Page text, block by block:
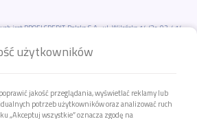
użytkowników
jakość przeglądania, wyświetlać reklamy lub
potrzeb użytkowników oraz analizować ruch
„Akceptuj wszystkie” oznacza zgodę na
jest PROFI CREDIT Polska S.A., ul. Wileńska 14/2c, 03-414
wystąpić do nas lub do Inspektora w formie:
Strefę Klientalub używając aplikacji mobilnejmyPROFI
na adres do doręczeń elektronicznych AE:PL-19027-97176-